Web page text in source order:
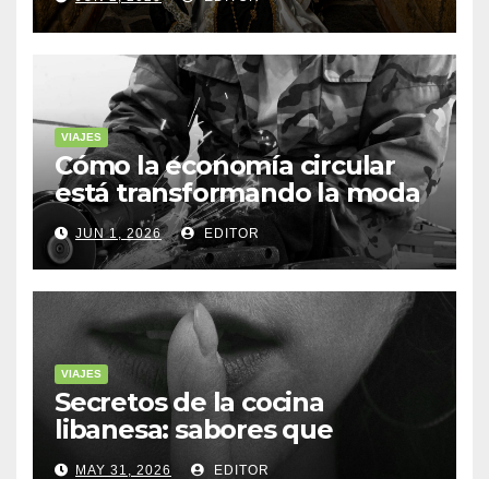
VIAJES
Cómo la economía circular
está transformando la moda
sostenible
JUN 1, 2026 EDITOR
VIAJES
Secretos de la cocina
libanesa: sabores que
cuentan historias
MAY 31, 2026 EDITOR